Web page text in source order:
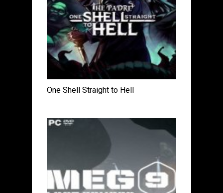
One Shell Straight to Hell